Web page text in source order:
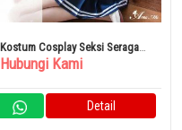
Kostum Cosplay Seksi Seragam
Pelaut Lengan Pendek Gadis
Hubungi Kami
Detail